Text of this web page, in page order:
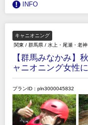
INFO
キャニオニング
関東 / 群馬県 / 水上・尾瀬・老神
【群馬みなかみ】
ャニオニング女性
プランID：pln3000045832